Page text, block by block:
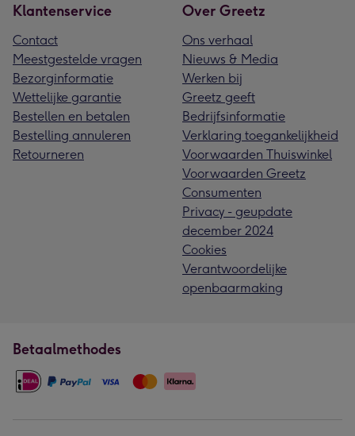
Klantenservice
Contact
Meestgestelde vragen
Bezorginformatie
Wettelijke garantie
Bestellen en betalen
Bestelling annuleren
Retourneren
Over Greetz
Ons verhaal
Nieuws & Media
Werken bij
Greetz geeft
Bedrijfsinformatie
Verklaring toegankelijkheid
Voorwaarden Thuiswinkel
Voorwaarden Greetz
Consumenten
Privacy - geupdate
december 2024
Cookies
Verantwoordelijke
openbaarmaking
Betaalmethodes